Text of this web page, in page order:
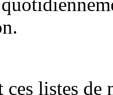
ces listes